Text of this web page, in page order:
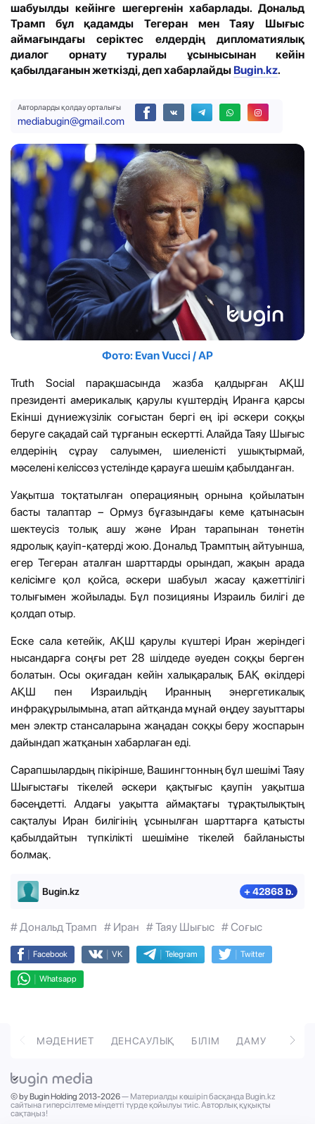
шабуылды кейінге шегергенін хабарлады. Дональд
Трамп бұл қадамды Тегеран мен Таяу Шығыс
аймағындағы серіктес елдердің дипломатиялық
диалог орнату туралы ұсынысынан кейін
қабылдағанын жеткізді, деп хабарлайды Bugin.kz.
Авторларды қолдау орталығы
mediabugin@gmail.com
Фото: Evan Vucci / AP
Truth Social парақшасында жазба қалдырған АҚШ
президенті америкалық қарулы күштердің Иранға қарсы
Екінші дүниежүзілік соғыстан бергі ең ірі әскери соққы
беруге сақадай сай тұрғанын ескертті. Алайда Таяу Шығыс
елдерінің сұрау салуымен, шиеленісті ушықтырмай,
мәселені келіссөз үстелінде қарауға шешім қабылданған.
Уақытша тоқтатылған операцияның орнына қойылатын
басты талаптар – Ормуз бұғазындағы кеме қатынасын
шектеусіз толық ашу және Иран тарапынан төнетін
ядролық қауіп-қатерді жою. Дональд Трамптың айтуынша,
егер Тегеран аталған шарттарды орындап, жақын арада
келісімге қол қойса, әскери шабуыл жасау қажеттілігі
толығымен жойылады. Бұл позицияны Израиль билігі де
қолдап отыр.
Еске сала кетейік, АҚШ қарулы күштері Иран жеріндегі
нысандарға соңғы рет 28 шілдеде әуеден соққы берген
болатын. Осы оқиғадан кейін халықаралық БАҚ өкілдері
АҚШ пен Израильдің Иранның энергетикалық
инфрақұрылымына, атап айтқанда мұнай өңдеу зауыттары
мен электр стансаларына жаңадан соққы беру жоспарын
дайындап жатқанын хабарлаған еді.
Сарапшылардың пікірінше, Вашингтонның бұл шешімі Таяу
Шығыстағы тікелей әскери қақтығыс қаупін уақытша
бәсеңдетті. Алдағы уақытта аймақтағы тұрақтылықтың
сақталуы Иран билігінің ұсынылған шарттарға қатысты
қабылдайтын түпкілікті шешіміне тікелей байланысты
болмақ.
Bugin.kz + 42868 b.
# Дональд Трамп # Иран # Таяу Шығыс # Соғыс
| Facebook | VK | Telegram | Twitter
| Whatsapp
МӘДЕНИЕТ ДЕНСАУЛЫҚ БІЛІМ ДАМУ
© by Bugin Holding 2013-2026— Материалды көшіріп басқанда Bugin.kz
сайтына гиперсілтеме міндетті түрде қойылуы тиіс. Авторлық құқықты
сақтаңыз!